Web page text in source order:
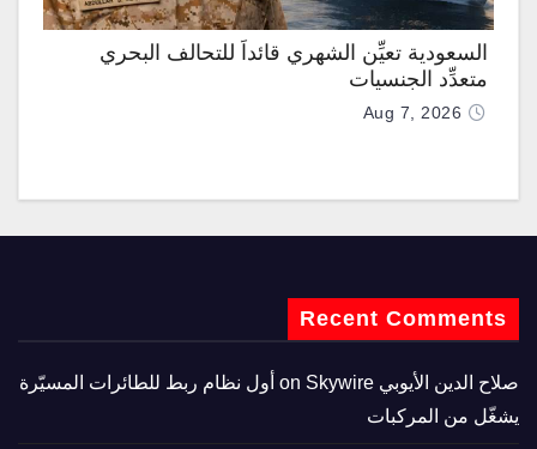
السعودية تعيِّن الشهري قائداً للتحالف البحري
متعدِّد الجنسيات
Aug 7, 2026
Recent Comments
صلاح الدين الأيوبي
Skywire أول نظام ربط للطائرات المسيّرة
يشغّل من المركبات